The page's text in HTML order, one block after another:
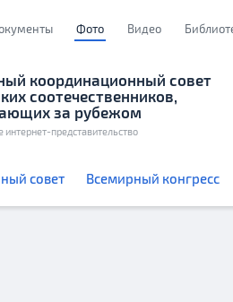
Фото Видео
координационный совет
соотечественников,
за рубежом
представительство
совет Всемирный конгресс